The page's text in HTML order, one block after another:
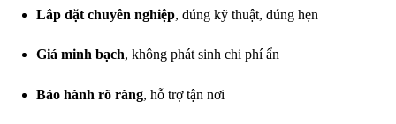
Lắp đặt chuyên nghiệp, đúng kỹ thuật, đúng hẹn
Giá minh bạch, không phát sinh chi phí ẩn
Bảo hành rõ ràng, hỗ trợ tận nơi